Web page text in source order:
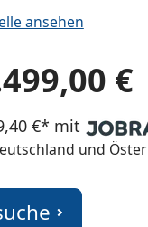
ansehen
€
€* mit
und